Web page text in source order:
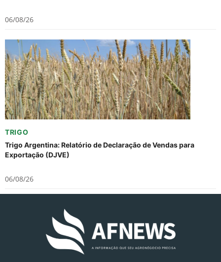
06/08/26
TRIGO
Trigo Argentina: Relatório de Declaração de Vendas para
Exportação (DJVE)
06/08/26